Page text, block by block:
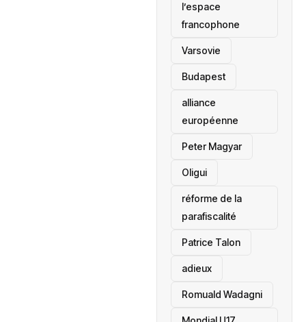
l’espace
francophone
‎Varsovie
Budapest
alliance
européenne
Peter Magyar
Oligui
réforme de la
parafiscalité
Patrice Talon
adieux
Romuald Wadagni